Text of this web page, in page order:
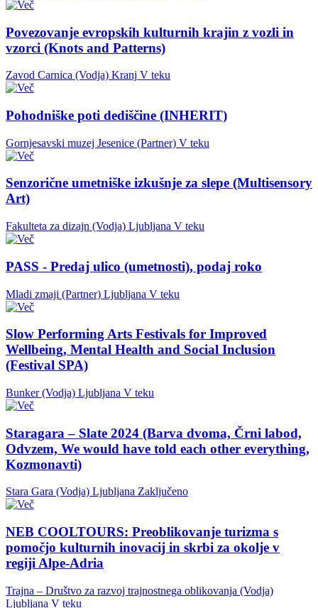
Povezovanje evropskih kulturnih krajin z vozli in
vzorci (Knots and Patterns)
Zavod Carnica (Vodja) Kranj V teku
Pohodniške poti dediščine (INHERIT)
Gornjesavski muzej Jesenice (Partner) V teku
Senzorične umetniške izkušnje za slepe (Multisensory
Art)
Fakulteta za dizajn (Vodja) Ljubljana V teku
PASS - Predaj ulico (umetnosti), podaj roko
Mladi zmaji (Partner) Ljubljana V teku
Slow Performing Arts Festivals for Improved
Wellbeing, Mental Health and Social Inclusion
(Festival SPA)
Bunker (Vodja) Ljubljana V teku
Staragara – Slate 2024 (Barva dvoma, Črni labod,
Odvzem, We would have told each other everything,
Kozmonavti)
Stara Gara (Vodja) Ljubljana Zaključeno
NEB COOLTOURS: Preoblikovanje turizma s
pomočjo kulturnih inovacij in skrbi za okolje v
regiji Alpe-Adria
Trajna – Društvo za razvoj trajnostnega oblikovanja (Vodja)
Ljubljana V teku